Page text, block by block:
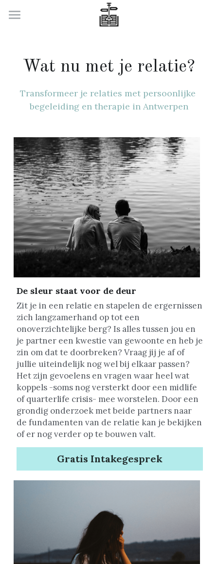
Over ons
Search
Wat nu met je relatie?
Transformeer je relaties met persoonlijke
begeleiding en therapie in Antwerpen
De sleur staat voor de deur
Zit je in een relatie en stapelen de ergernissen
zich langzamerhand op tot een
onoverzichtelijke berg? Is alles tussen jou en
je partner een kwestie van gewoonte en heb je
zin om dat te doorbreken? Vraag jij je af of
jullie uiteindelijk nog wel bij elkaar passen?
Het zijn gevoelens en vragen waar heel wat
koppels -soms nog versterkt door een midlife
of quarterlife crisis- mee worstelen. Door een
grondig onderzoek met beide partners naar
de fundamenten van de relatie kan je bekijken
of er nog verder op te bouwen valt.
Gratis Intakegesprek